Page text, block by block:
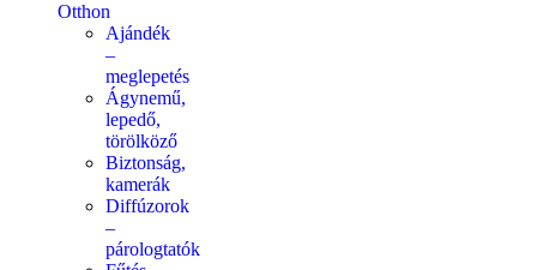
Otthon
Ajándék
–
meglepetés
Ágynemű,
lepedő,
törölköző
Biztonság,
kamerák
Diffúzorok
–
párologtatók